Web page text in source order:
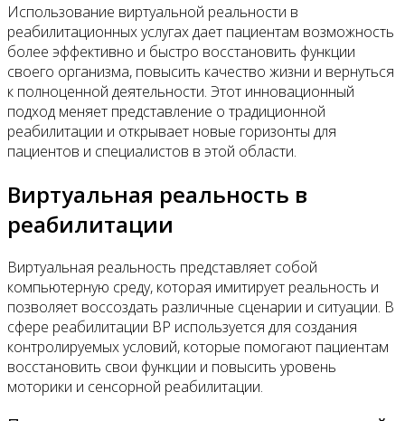
Использование виртуальной реальности в
реабилитационных услугах дает пациентам возможность
более эффективно и быстро восстановить функции
своего организма, повысить качество жизни и вернуться
к полноценной деятельности. Этот инновационный
подход меняет представление о традиционной
реабилитации и открывает новые горизонты для
пациентов и специалистов в этой области.
Виртуальная реальность в
реабилитации
Виртуальная реальность представляет собой
компьютерную среду, которая имитирует реальность и
позволяет воссоздать различные сценарии и ситуации. В
сфере реабилитации ВР используется для создания
контролируемых условий, которые помогают пациентам
восстановить свои функции и повысить уровень
моторики и сенсорной реабилитации.